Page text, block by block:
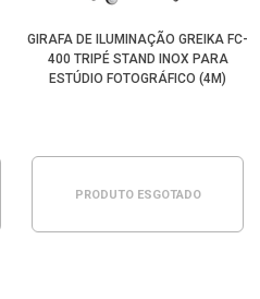
GIRAFA DE ILUMINAÇÃO GREIKA FC-
400 TRIPÉ STAND INOX PARA
ESTÚDIO FOTOGRÁFICO (4M)
PRODUTO ESGOTADO